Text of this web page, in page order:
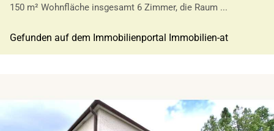
150 m² Wohnfläche insgesamt 6 Zimmer, die Raum ...
Gefunden auf dem Immobilienportal Immobilien-at